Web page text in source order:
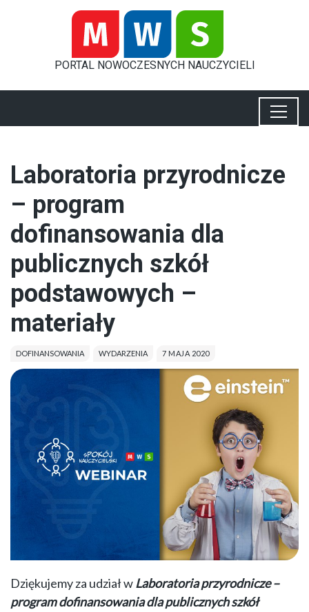
PORTAL NOWOCZESNYCH NAUCZYCIELI
Laboratoria przyrodnicze
– program
dofinansowania dla
publicznych szkół
podstawowych –
materiały
DOFINANSOWANIA WYDARZENIA 7 MAJA 2020
Dziękujemy za udział wLaboratoria przyrodnicze –
program dofinansowania dla publicznych szkół